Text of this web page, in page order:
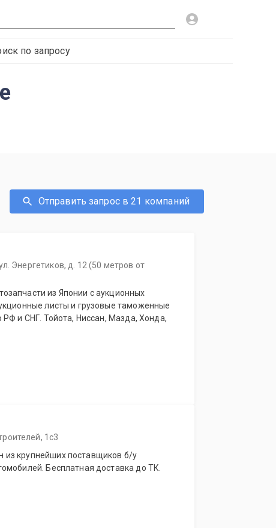
по запросу
Отправить запрос в 21 компаний
Энергетиков, д. 12 (50 метров от
из Японии с аукционных
листы и грузовые таможенные
РФ и СНГ. Тойота, Ниссан, Мазда, Хонда,
1с3
крупнейших поставщиков б/у
Бесплатная доставка до ТК.